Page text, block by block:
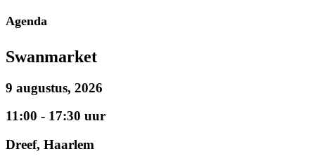
Agenda
Swanmarket
9 augustus, 2026
11:00 - 17:30 uur
Dreef, Haarlem